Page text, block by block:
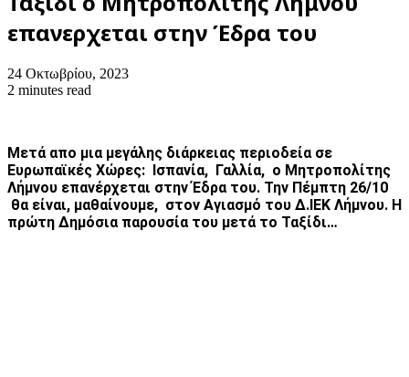
επανερχεται στην Έδρα του
24 Οκτωβρίου, 2023
2 minutes read
Μετά απο μια μεγάλης διάρκειας περιοδεία σε
Ευρωπαϊκές Χώρες: Ισπανία, Γαλλία, ο Μητροπολίτης
Λήμνου επανέρχεται στην Έδρα του. Την Πέμπτη 26/10
θα είναι, μαθαίνουμε, στον Αγιασμό του Δ.ΙΕΚ Λήμνου. Η
πρώτη Δημόσια παρουσία του μετά το Ταξίδι…